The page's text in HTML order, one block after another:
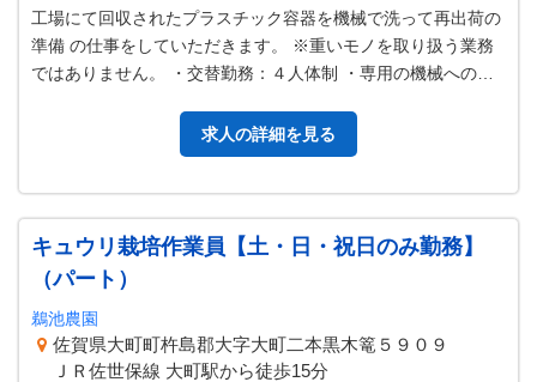
工場にて回収されたプラスチック容器を機械で洗って再出荷の
準備 の仕事をしていただきます。 ※重いモノを取り扱う業務
ではありません。 ・交替勤務：４人体制 ・専用の機械への容
求人の詳細を見る
キュウリ栽培作業員【土・日・祝日のみ勤務】
（パート）
鵜池農園
佐賀県大町町杵島郡大字大町二本黒木篭５９０９
ＪＲ佐世保線 大町駅から徒歩15分